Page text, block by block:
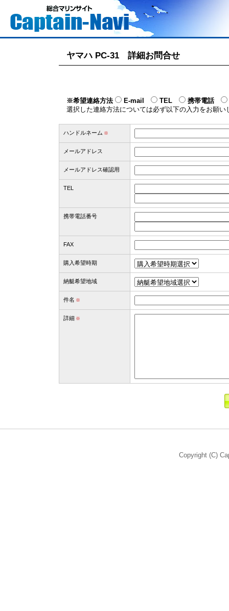
ヤマハ PC-31 詳細お問合せ
※希望連絡方法 E-mail TEL 携帯電話
選択した連絡方法については必ず以下の入力をお願い
ハンドルネーム ※
メールアドレス
メールアドレス確認用
TEL
携帯電話番号
FAX
購入希望時期
納艇希望地域
件名 ※
詳細 ※
Copyright (C)